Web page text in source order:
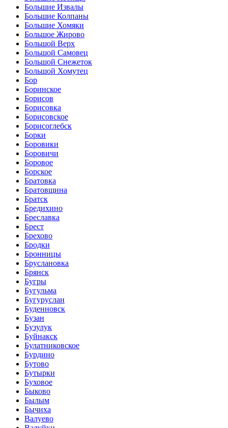
Большие Извалы
Большие Колпаны
Большие Хомяки
Большое Жирово
Большой Верх
Большой Самовец
Большой Снежеток
Большой Хомутец
Бор
Боринское
Борисов
Борисовка
Борисовское
Борисоглебск
Борки
Боровики
Боровичи
Боровое
Борское
Братовка
Братовщина
Братск
Бредихино
Бреславка
Брест
Брехово
Бродки
Бронницы
Бруслановка
Брянск
Бугры
Бугульма
Бугуруслан
Буденновск
Бузан
Бузулук
Буйнакск
Булатниковское
Бурдино
Бутово
Бутырки
Буховое
Быково
Былым
Бычиха
Валуево